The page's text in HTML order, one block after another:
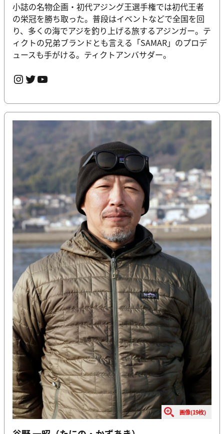
小誌の名物企画・初代アジング王選手権では初代王者
の栄冠を勝ち取った。普段はイベントなどで全国を回
り、多くの海でアジを釣り上げる旅するアジンガー。テ
ィクトの兄弟ブランドとも言える「SAMAR」のプロデ
ュースも手がける。ティクトアンバサダー。
InstagramTwitter YouTube
画像(19枚)